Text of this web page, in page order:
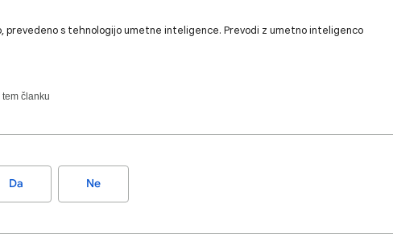
prevedeno s tehnologijo umetne inteligence. Prevodi z umetno inteligenco
članku
Da Ne